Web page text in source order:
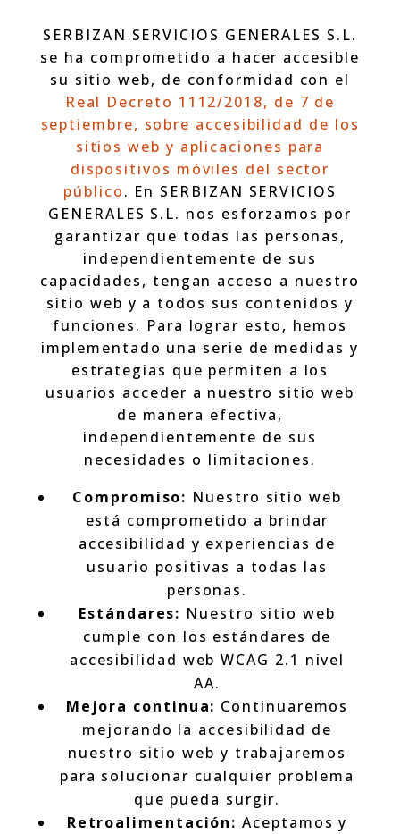
SERBIZAN SERVICIOS GENERALES S.L.
se ha comprometido a hacer accesible
su sitio web, de conformidad con el
Real Decreto 1112/2018, de 7 de
septiembre, sobre accesibilidad de los
sitios web y aplicaciones para
dispositivos móviles del sector
público. En SERBIZAN SERVICIOS
GENERALES S.L. nos esforzamos por
garantizar que todas las personas,
independientemente de sus
capacidades, tengan acceso a nuestro
sitio web y a todos sus contenidos y
funciones. Para lograr esto, hemos
implementado una serie de medidas y
estrategias que permiten a los
usuarios acceder a nuestro sitio web
de manera efectiva,
independientemente de sus
necesidades o limitaciones.
Compromiso: Nuestro sitio web
está comprometido a brindar
accesibilidad y experiencias de
usuario positivas a todas las
personas.
Estándares: Nuestro sitio web
cumple con los estándares de
accesibilidad web WCAG 2.1 nivel
AA.
Mejora continua: Continuaremos
mejorando la accesibilidad de
nuestro sitio web y trabajaremos
para solucionar cualquier problema
que pueda surgir.
Retroalimentación: Aceptamos y